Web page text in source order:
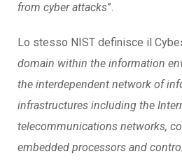
from cyber attacks”.
Lo stesso NIST definisce il
domain within the information
the interdependent network of
infrastructures including the
telecommunications networks,
embedded processors and